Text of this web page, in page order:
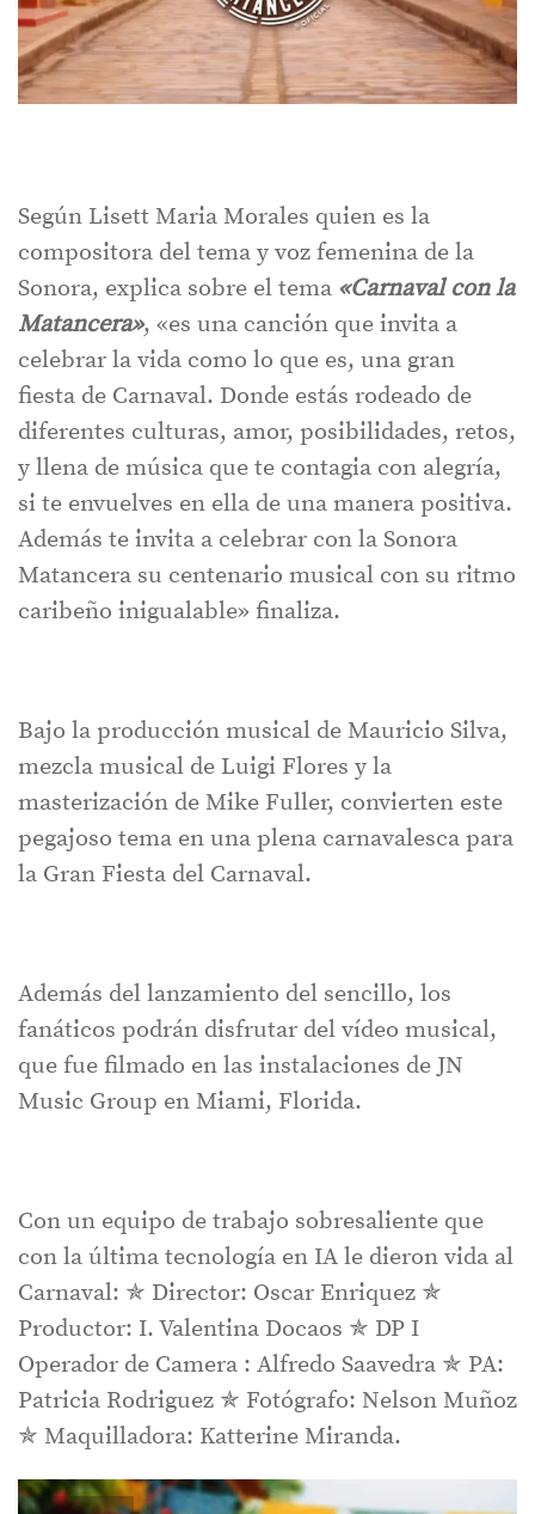
Según Lisett Maria Morales quien es la
compositora del tema y voz femenina de la
Sonora, explica sobre el tema «Carnaval con la
Matancera», «es una canción que invita a
celebrar la vida como lo que es, una gran
fiesta de Carnaval. Donde estás rodeado de
diferentes culturas, amor, posibilidades, retos,
y llena de música que te contagia con alegría,
si te envuelves en ella de una manera positiva.
Además te invita a celebrar con la Sonora
Matancera su centenario musical con su ritmo
caribeño inigualable» finaliza.
Bajo la producción musical de Mauricio Silva,
mezcla musical de Luigi Flores y la
masterización de Mike Fuller, convierten este
pegajoso tema en una plena carnavalesca para
la Gran Fiesta del Carnaval.
Además del lanzamiento del sencillo, los
fanáticos podrán disfrutar del vídeo musical,
que fue filmado en las instalaciones de JN
Music Group en Miami, Florida.
Con un equipo de trabajo sobresaliente que
con la última tecnología en IA le dieron vida al
Carnaval: ✯ Director: Oscar Enriquez ✯
Productor: I. Valentina Docaos ✯ DP I
Operador de Camera : Alfredo Saavedra ✯ PA:
Patricia Rodriguez ✯ Fotógrafo: Nelson Muñoz
✯ Maquilladora: Katterine Miranda.